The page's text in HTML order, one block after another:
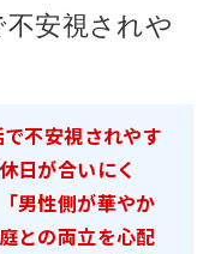
安視されや
で不安視されやす
日が合いにく
男性側が華やか
との両立を心配